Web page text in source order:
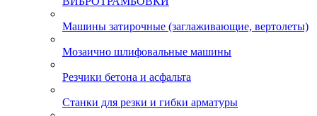
Машины затирочные (заглаживающие, вертолеты)
Мозаично шлифовальные машины
Резчики бетона и асфальта
Станки для резки и гибки арматуры